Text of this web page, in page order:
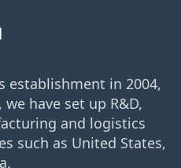
establishment in 2004,
have set up R&D,
and logistics
such as United States,